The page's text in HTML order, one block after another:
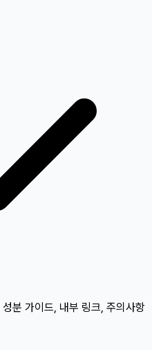
성분 가이드, 내부 링크, 주의사항